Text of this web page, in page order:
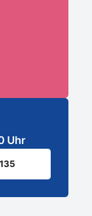
Uhr